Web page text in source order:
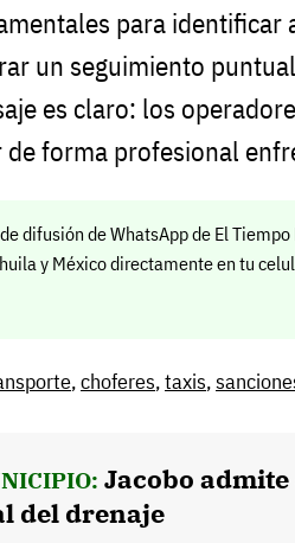
para identificar
un seguimiento
es claro: los
de forma profesional
difusión de WhatsApp de El
y México directamente en tu
,choferes,taxis,
Jacobo
del drenaje